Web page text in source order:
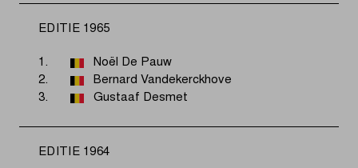
EDITIE 1965
1.
Noël De Pauw
2.
Bernard Vandekerckhove
3.
Gustaaf Desmet
EDITIE 1964